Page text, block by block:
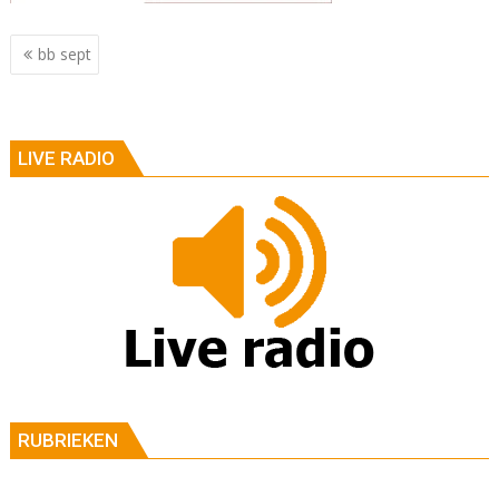
Berichtnavigatie
bb sept
LIVE RADIO
RUBRIEKEN